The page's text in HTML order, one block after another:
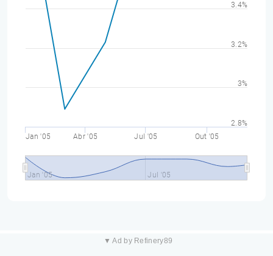
Jan '05 Abr '05 Jul '05 Out '05
Jan '05 Jul '05
2.8%
3%
3.2%
3.4%
▼ Ad by Refinery89